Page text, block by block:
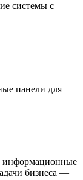
системы с
панели для
информационные
бизнеса —